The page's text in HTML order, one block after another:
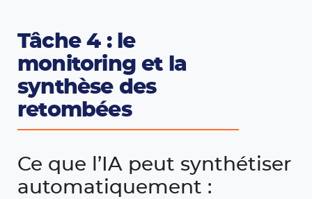
Tâche 4 : le
monitoring et la
synthèse des
retombées
Ce que l’IA peut synthétiser
automatiquement :